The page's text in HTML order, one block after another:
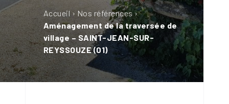
Accueil › Nos références ›
Aménagement de la traversée de
village – SAINT-JEAN-SUR-
REYSSOUZE (01)